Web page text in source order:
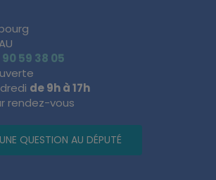
90 59 38 05
de 9h à 17h
rendez-vous
QUESTION AU DÉPUTÉ